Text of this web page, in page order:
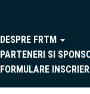
DESPRE FRTM
PARTENERI SI
FORMULARE